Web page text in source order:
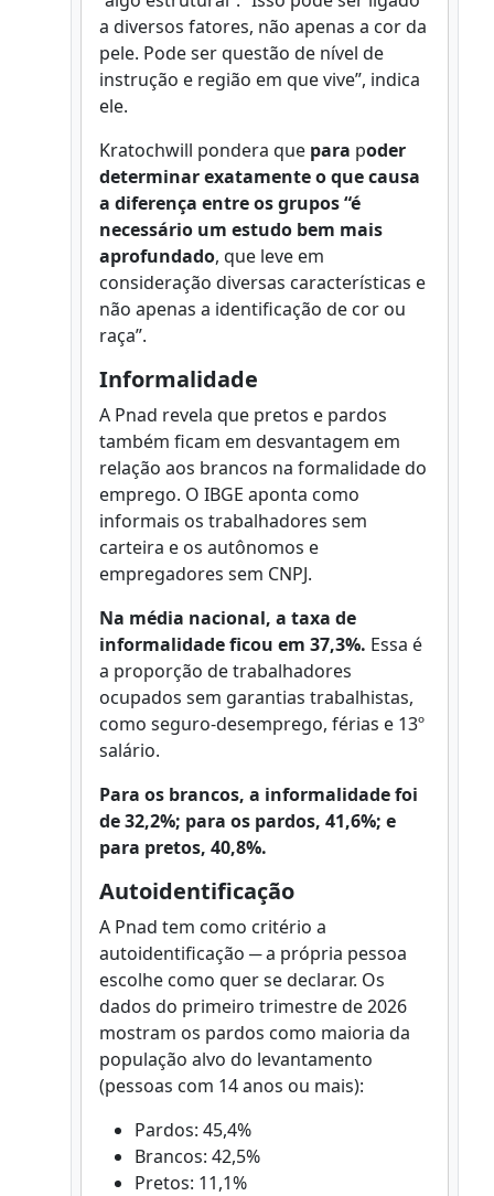
a diversos fatores, não apenas a cor da
pele. Pode ser questão de nível de
instrução e região em que vive”, indica
ele.
Kratochwill pondera que para poder
determinar exatamente o que causa
a diferença entre os grupos “é
necessário um estudo bem mais
aprofundado, que leve em
consideração diversas características e
não apenas a identificação de cor ou
raça”.
Informalidade
A Pnad revela que pretos e pardos
também ficam em desvantagem em
relação aos brancos na formalidade do
emprego. O IBGE aponta como
informais os trabalhadores sem
carteira e os autônomos e
empregadores sem CNPJ.
Na média nacional, a taxa de
informalidade ficou em 37,3%. Essa é
a proporção de trabalhadores
ocupados sem garantias trabalhistas,
como seguro-desemprego, férias e 13º
salário.
Para os brancos, a informalidade foi
de 32,2%; para os pardos, 41,6%; e
para pretos, 40,8%.
Autoidentificação
A Pnad tem como critério a
autoidentificação ─ a própria pessoa
escolhe como quer se declarar. Os
dados do primeiro trimestre de 2026
mostram os pardos como maioria da
população alvo do levantamento
(pessoas com 14 anos ou mais):
Pardos: 45,4%
Brancos: 42,5%
Pretos: 11,1%